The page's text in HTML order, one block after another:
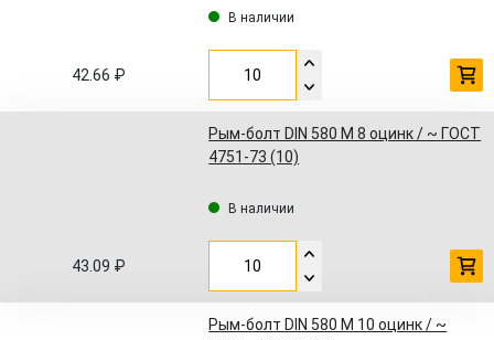
В наличии
42.66 ₽
Рым-болт DIN 580 M 8 оцинк / ~ ГОСТ
4751-73 (10)
В наличии
43.09 ₽
Рым-болт DIN 580 M 10 оцинк / ~